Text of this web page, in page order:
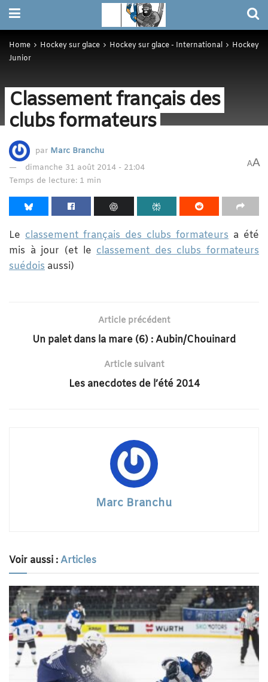
Home Hockey sur glace Hockey sur glace - International
Hockey
Junior
Classement français des
clubs formateurs
par Marc Branchu
dimanche 31 août 2014 - 21:04
Temps de lecture: 1 min
AA
Le classement français des clubs formateurs a été
mis à jour (et le classement des clubs formateurs
suédois aussi)
Article précédent
Un palet dans la mare (6) : Aubin/Chouinard
Article suivant
Les anecdotes de l’été 2014
Marc Branchu
Voir aussi :Articles